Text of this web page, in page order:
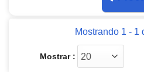
Mostrando 1 - 1
Mostrar :